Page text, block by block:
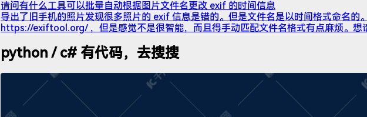
请问有什么工具可以批量自动根据图片文件名更改 exif 的时间信息
导出了旧手机的照片发现很多照片的 exif 信息是错的。但是文件名是以时间格式命名的
https://exiftool.org/ ，但是感觉不是很智能，而且得手动匹配文件名格式有点麻烦。
python / c# 有代码，去搜搜